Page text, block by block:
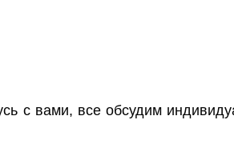
с вами, все обсудим